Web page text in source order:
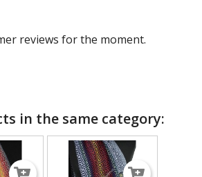
reviews for the moment.
in the same category: